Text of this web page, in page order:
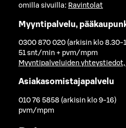
omilla sivuilla: Ravintolat
Myyntipalvelu,
0300 870 020 (arkisin klo 8.30-
51 snt/min + pvm/mpm
Myyntipalveluiden yhteystiedot,
Asiakasomistajapalvelu
010 76 5858 (arkisin klo 9-16)
pvm/mpm